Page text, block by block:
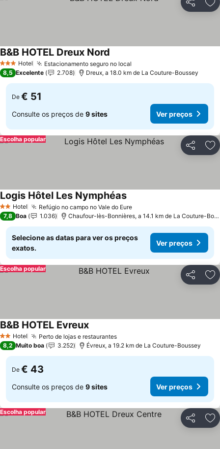
Partilhar
3 EstrelasHotel Estacionamento seguro no local
B&B HOTEL Dreux Nord
8,5 Excelente 2.708 Dreux, a 18.0 km de La Couture-Boussey
De € 51
Consulte os preços de 9 sites Ver preços
Partilhar
Escolha popular
2 Estrelas
Hotel Refúgio no campo no Vale do Eure
Logis Hôtel Les Nymphéas
7,8 Boa 1.036 Chaufour-lès-Bonnières, a 14.1 km de La Couture-Boussey
Selecione as datas para ver os preços
exatos.
Ver preços
Partilhar
Escolha popular
2 Estrelas
Hotel Perto de lojas e restaurantes
B&B HOTEL Evreux
8,2 Muito boa 3.252 Évreux, a 19.2 km de La Couture-Boussey
De € 43
Consulte os preços de 9 sites Ver preços
Partilhar
Escolha popular